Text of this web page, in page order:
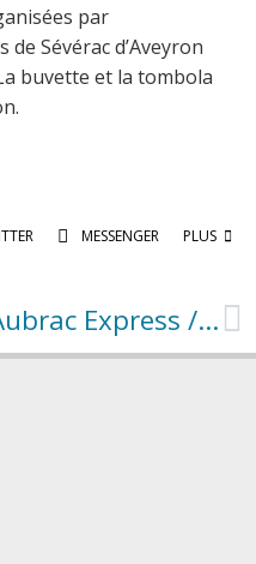
par
de Sévérac d’Aveyron
buvette et la tombola
MESSENGER PLUS
Aubrac Express // Entre les lignes